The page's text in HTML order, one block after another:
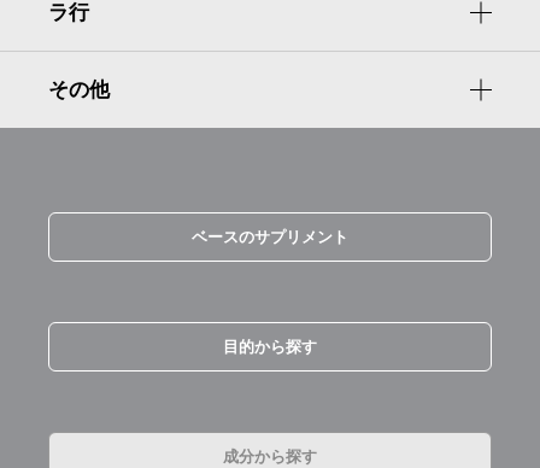
ラ行
その他
ベースのサプリメント
目的から探す
成分から探す